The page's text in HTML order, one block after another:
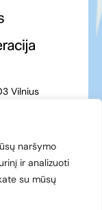
naršymo
ir analizuoti
su mūsų
Vilnius